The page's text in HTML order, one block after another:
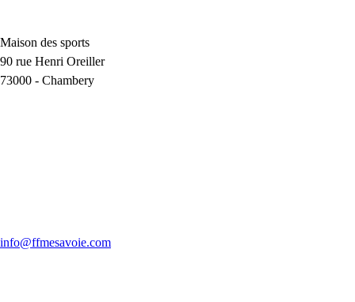
Maison des sports
90 rue Henri Oreiller
73000 - Chambery
info@ffmesavoie.com